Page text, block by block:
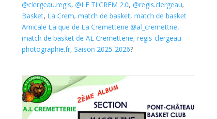
@clergeau.regis, @LE TI'CREM 2.0, @regis.clergeau,
Basket, La Crem, match de basket, match de basket
Amicale Laïque de La Cremetterie @al_cremettrie,
match de basket de AL Cremetterie, regis-clergeau-
photographie.fr, Saison 2025-2026?